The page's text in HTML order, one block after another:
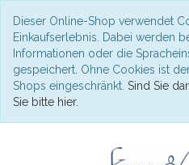
Dieser Online-Shop verwendet
Einkaufserlebnis. Dabei werden
Informationen oder die
gespeichert. Ohne Cookies ist
Shops eingeschränkt. Sind Sie
Sie bitte hier.